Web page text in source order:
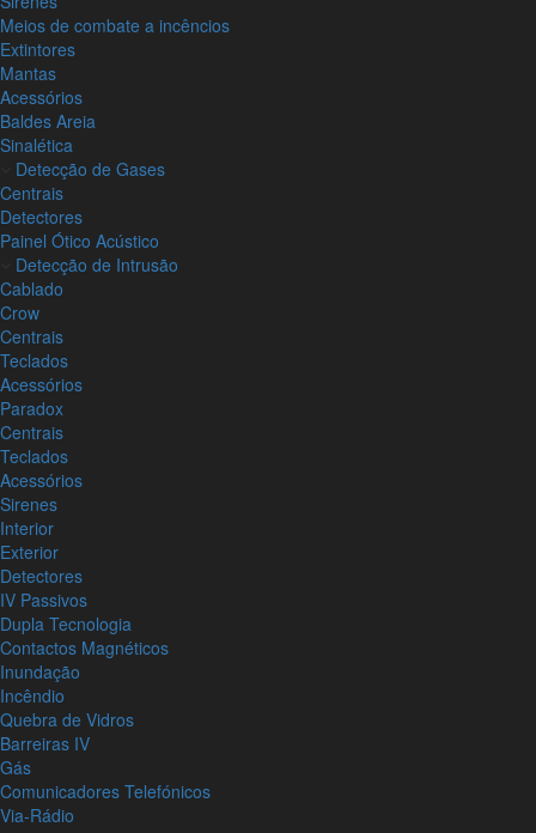
Meios de combate a incêncios
Extintores
Mantas
Acessórios
Baldes Areia
Sinalética
Detecção de Gases
Centrais
Detectores
Painel Ótico Acústico
Detecção de Intrusão
Cablado
Crow
Centrais
Teclados
Acessórios
Paradox
Centrais
Teclados
Acessórios
Sirenes
Interior
Exterior
Detectores
IV Passivos
Dupla Tecnologia
Contactos Magnéticos
Inundação
Incêndio
Quebra de Vidros
Barreiras IV
Gás
Comunicadores Telefónicos
Via-Rádio